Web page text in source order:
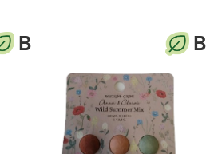
B B